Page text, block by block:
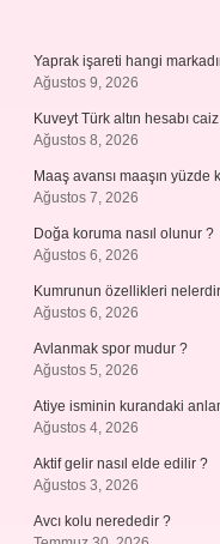
Yaprak işareti hangi
Ağustos 9, 2026
Kuveyt Türk altın hesabı
Ağustos 8, 2026
Maaş avansı maaşın yüzde
Ağustos 7, 2026
Doğa koruma nasıl olunur ?
Ağustos 6, 2026
Kumrunun özellikleri
Ağustos 6, 2026
Avlanmak spor mudur ?
Ağustos 5, 2026
Atiye isminin kurandaki
Ağustos 4, 2026
Aktif gelir nasıl elde edilir ?
Ağustos 3, 2026
Avcı kolu nerededir ?